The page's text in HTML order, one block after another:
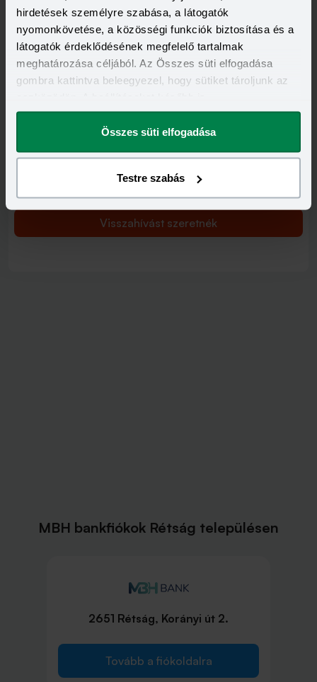
hirdetések személyre szabása, a látogatók
nyomonkövetése, a közösségi funkciók biztosítása és a
látogatók érdeklődésének megfelelő tartalmak
meghatározása céljából. Az Összes süti elfogadása
gombra kattintva beleegyezel, hogy sütiket tároljunk az
megváltoztathatod.
Összes süti elfogadása
Testre szabás
Visszahívást szeretnék
Minősített Fogyasztóbarát Személyi Hitel
KEDVEZMÉNY FELTÉTELEI
Minimum munkaviszony:
Minimum jövedelem:
350 000 Ft
Visszahívást szeretnék
MBH bankfiókok Rétság településen
2651 Rétság, Korányi út 2.
Tovább a fiókoldalra